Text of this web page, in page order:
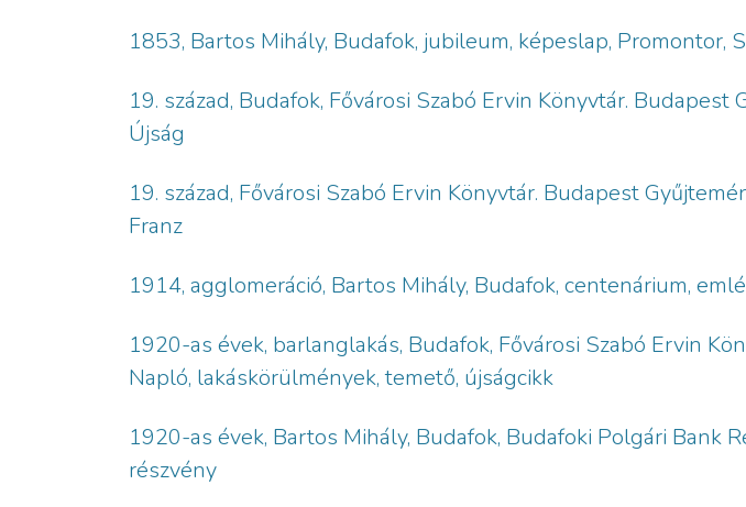
1853, Bartos Mihály, Budafok, jubileum, képeslap, Promontor,
19. század, Budafok, Fővárosi Szabó Ervin Könyvtár.
Újság
19. század, Fővárosi Szabó Ervin Könyvtár. Budapest
Franz
1914, agglomeráció, Bartos Mihály, Budafok, centenárium,
1920-as évek, barlanglakás, Budafok, Fővárosi Szabó Ervin
Napló, lakáskörülmények, temető, újságcikk
1920-as évek, Bartos Mihály, Budafok, Budafoki Polgári Bank
részvény